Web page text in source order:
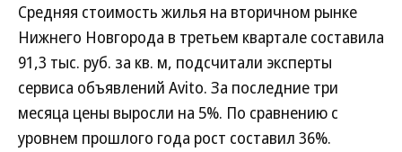
Средняя стоимость жилья на вторичном рынке
Нижнего Новгорода в третьем квартале составила
91,3 тыс. руб. за кв. м, подсчитали эксперты
сервиса объявлений Avito. За последние три
месяца цены выросли на 5%. По сравнению с
уровнем прошлого года рост составил 36%.